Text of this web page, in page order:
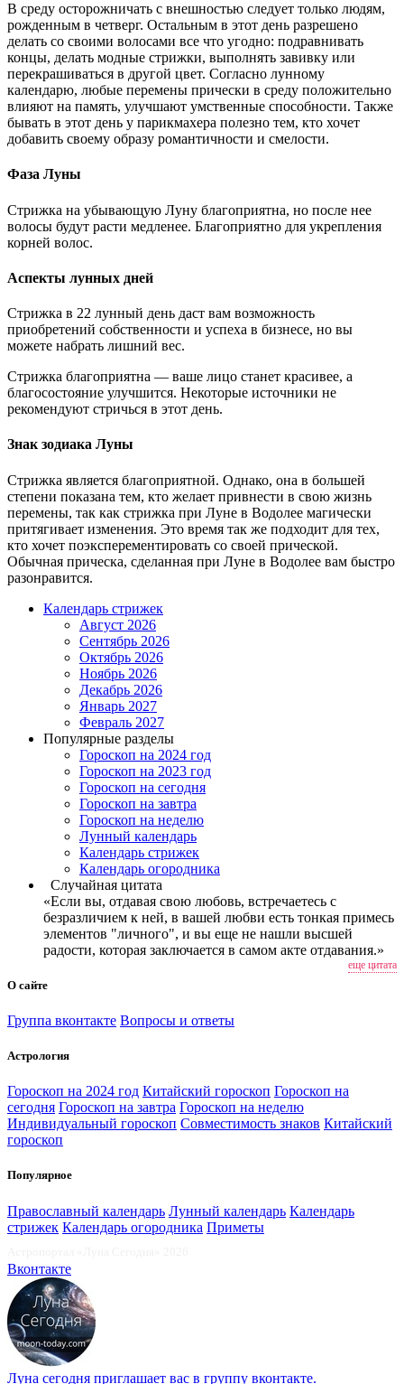
В среду осторожничать с внешностью следует только людям,
рожденным в четверг. Остальным в этот день разрешено
делать со своими волосами все что угодно: подравнивать
концы, делать модные стрижки, выполнять завивку или
перекрашиваться в другой цвет. Согласно лунному
календарю, любые перемены прически в среду положительно
влияют на память, улучшают умственные способности. Также
бывать в этот день у парикмахера полезно тем, кто хочет
добавить своему образу романтичности и смелости.
Фаза Луны
Стрижка на убывающую Луну благоприятна, но после нее
волосы будут расти медленее. Благоприятно для укрепления
корней волос.
Аспекты лунных дней
Стрижка в 22 лунный день даст вам возможность
приобретений собственности и успеха в бизнесе, но вы
можете набрать лишний вес.
Стрижка благоприятна — ваше лицо станет красивее, а
благосостояние улучшится. Некоторые источники не
рекомендуют стричься в этот день.
Знак зодиака Луны
Стрижка является благоприятной. Однако, она в большей
степени показана тем, кто желает привнести в свою жизнь
перемены, так как стрижка при Луне в Водолее магически
притягивает изменения. Это время так же подходит для тех,
кто хочет поэксперементировать со своей прической.
Обычная прическа, сделанная при Луне в Водолее вам быстро
разонравится.
Календарь стрижек
Август 2026
Сентябрь 2026
Октябрь 2026
Ноябрь 2026
Декабрь 2026
Январь 2027
Февраль 2027
Популярные разделы
Гороскоп на 2024 год
Гороскоп на 2023 год
Гороскоп на сегодня
Гороскоп на завтра
Гороскоп на неделю
Лунный календарь
Календарь стрижек
Календарь огородника
Случайная цитата
«Если вы, отдавая свою любовь, встречаетесь с
безразличием к ней, в вашей любви есть тонкая примесь
элементов "личного", и вы еще не нашли высшей
радости, которая заключается в самом акте отдавания.»
еще цитата
О сайте
Группа вконтакте Вопросы и ответы
Астрология
Гороскоп на 2024 год Китайский гороскоп Гороскоп на
сегодня Гороскоп на завтра Гороскоп на неделю
Индивидуальный гороскоп Совместимость знаков Китайский
гороскоп
Популярное
Православный календарь Лунный календарь Календарь
стрижек Календарь огородника Приметы
Вконтакте
Луна сегодня приглашает вас в группу вконтакте.